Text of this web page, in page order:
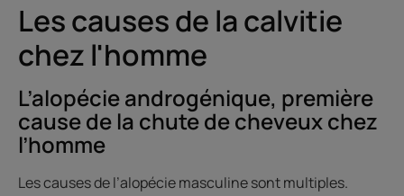
Les causes de la calvitie
chez l'homme
L’alopécie androgénique, première
cause de la chute de cheveux chez
l’homme
Les causes de l’alopécie masculine sont multiples.